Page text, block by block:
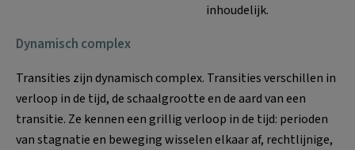
inhoudelijk.
Dynamisch complex
Transities zijn dynamisch complex. Transities verschillen in
verloop in de tijd, de schaalgrootte en de aard van een
transitie. Ze kennen een grillig verloop in de tijd: perioden
van stagnatie en beweging wisselen elkaar af, rechtlijnige,